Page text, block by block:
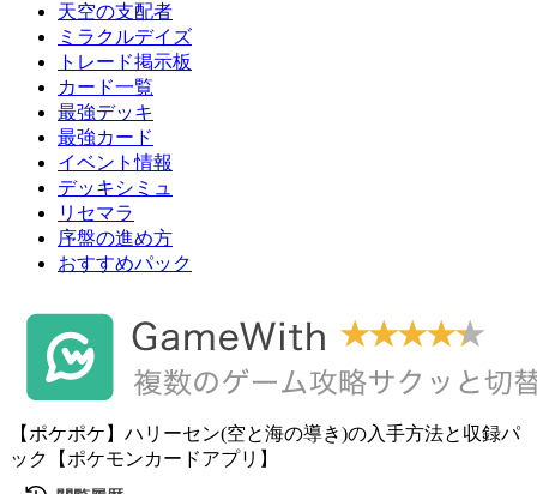
天空の支配者
ミラクルデイズ
トレード掲示板
カード一覧
最強デッキ
最強カード
イベント情報
デッキシミュ
リセマラ
序盤の進め方
おすすめパック
【ポケポケ】ハリーセン(空と海の導き)の入手方法と収録パ
ック【ポケモンカードアプリ】